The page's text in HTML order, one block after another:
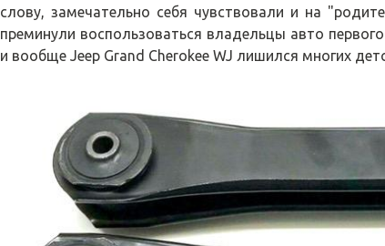
слову, замечательно себя чувствовали и на
преминули воспользоваться владельцы авто
и вообще Jeep Grand Cherokee WJ лишился многих